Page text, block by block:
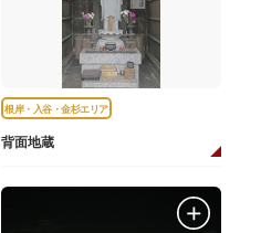
根岸・入谷・金杉エリア
背面地蔵